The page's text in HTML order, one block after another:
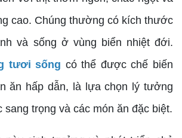
cao. Chúng thường có kích thước
và sống ở vùng biển nhiệt đới.
tươi sống có thể được chế biến
ăn hấp dẫn, là lựa chọn lý tưởng
sang trọng và các món ăn đặc biệt.